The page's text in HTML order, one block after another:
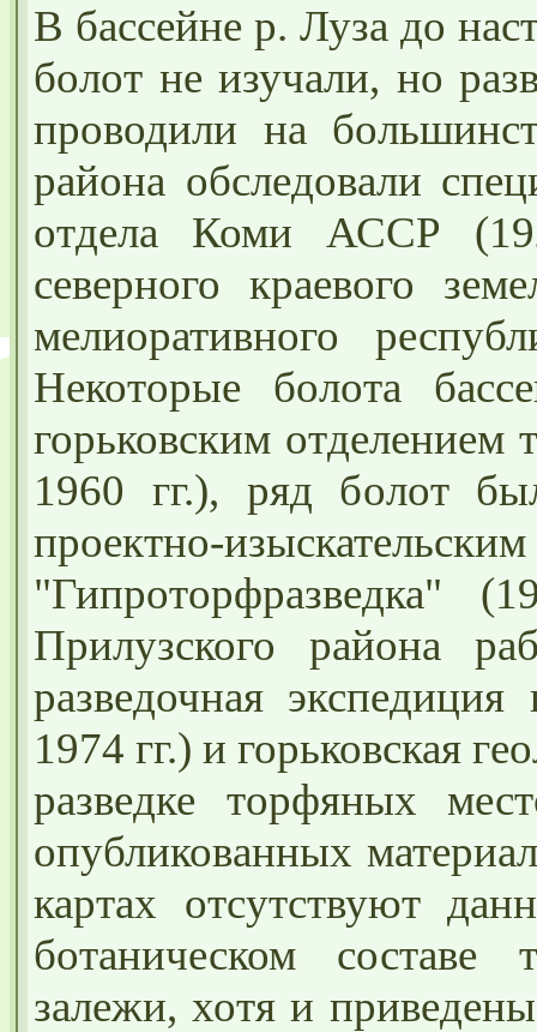
В бассейне р. Луза до
болот не изучали, но
проводили на
района обследовали
отдела Коми АССР
северного краевого
мелиоративного
Некоторые болота
горьковским отделением
1960 гг.), ряд болот
проектно-
"Гипроторфразведка"
Прилузского района
разведочная
1974 гг.) и горьковская
разведке торфяных
опубликованных
картах отсутствуют
ботаническом
залежи, хотя и